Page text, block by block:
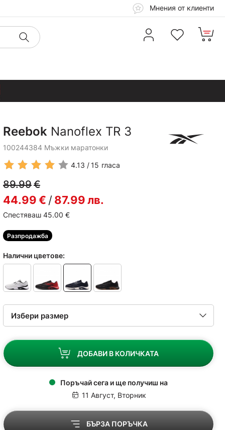
Мнения от клиенти
Reebok Nanoflex TR 3
100244384 Мъжки маратонки
4.13 15 гласа
89.99€
44.99€ /87.99лв.
Спестяваш 45.00 €
Разпродажба
Налични цветове:
ДОБАВИ В КОЛИЧКАТА
Поръчай сега и ще получиш на
11 Август, Вторник
БЪРЗА ПОРЪЧКА